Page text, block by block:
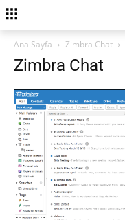
Ana Sayfa Zimbra Chat
Zimbra Chat